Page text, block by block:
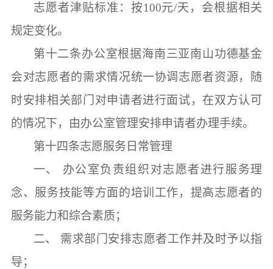
志愿者津贴标准 ： 按100元/天，会根据相关
规定变化。
第十二条办公室根据海南三亚南山功德基金
会对志愿者的需求情况统一协调志愿者资源，随
时安排相关部门对申请者进行面试，在双方认可
的情况下，由办公室管理安排申请者办理手续。
第十四条志愿服务日常管理
一、 办公室负责组织对志愿者进行服务理
念、服务技能等方面的培训工作，提高志愿者的
服务能力和综合素质；
二、 需求部门安排志愿者工作并及时予以指
导；